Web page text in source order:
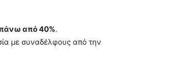
από 40%.
με συναδέλφους από την